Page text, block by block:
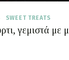
SWEET TREATS
γεμιστά με